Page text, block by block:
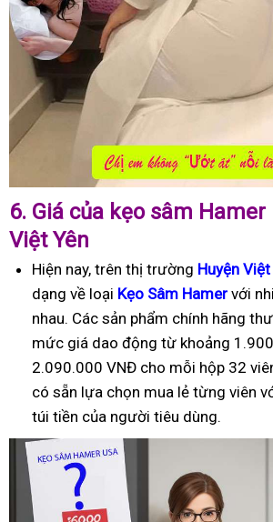
6. Giá của kẹo sâm Hamer
Việt Yên
Hiện nay, trên thị trường Huyện Việt
dạng về loại Kẹo Sâm Hamer với
nhau. Các sản phẩm chính hãng
mức giá dao động từ khoảng
2.090.000 VNĐ cho mỗi hộp 32
có sẵn lựa chọn mua lẻ từng viên
túi tiền của người tiêu dùng.